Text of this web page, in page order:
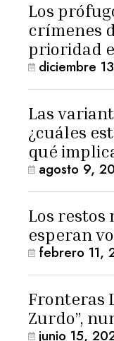
Los
crímenes
prioridad
diciembre
Las
¿cuáles
qué
agosto 9,
Los restos
esperan
febrero 11,
Fronteras
Zurdo”,
junio 15,